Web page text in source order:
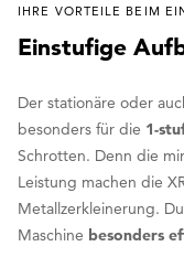
IHRE VORTEILE BEIM
Einstufige
Der stationäre oder
besonders für die 1-
Schrotten. Denn die
Leistung machen die
Metallzerkleinerung.
Maschine besonders